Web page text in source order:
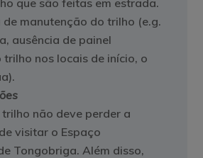
manutenção do trilho (e.g.
ausência de painel
nos locais de início, o
não deve perder a
visitar o Espaço
Tongobriga. Além disso,